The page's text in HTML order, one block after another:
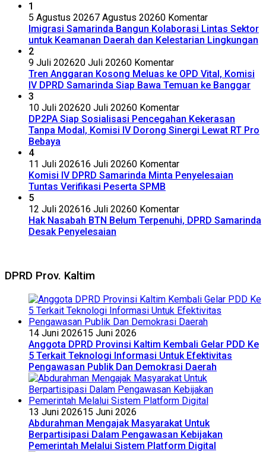
1
5 Agustus 20267 Agustus 20260 Komentar
Imigrasi Samarinda Bangun Kolaborasi Lintas Sektor
untuk Keamanan Daerah dan Kelestarian Lingkungan
2
9 Juli 202620 Juli 20260 Komentar
Tren Anggaran Kosong Meluas ke OPD Vital, Komisi
IV DPRD Samarinda Siap Bawa Temuan ke Banggar
3
10 Juli 202620 Juli 20260 Komentar
DP2PA Siap Sosialisasi Pencegahan Kekerasan
Tanpa Modal, Komisi IV Dorong Sinergi Lewat RT Pro
Bebaya
4
11 Juli 202616 Juli 20260 Komentar
Komisi IV DPRD Samarinda Minta Penyelesaian
Tuntas Verifikasi Peserta SPMB
5
12 Juli 202616 Juli 20260 Komentar
Hak Nasabah BTN Belum Terpenuhi, DPRD Samarinda
Desak Penyelesaian
DPRD Prov. Kaltim
14 Juni 202615 Juni 2026
Anggota DPRD Provinsi Kaltim Kembali Gelar PDD Ke
5 Terkait Teknologi Informasi Untuk Efektivitas
Pengawasan Publik Dan Demokrasi Daerah
13 Juni 202615 Juni 2026
Abdurahman Mengajak Masyarakat Untuk
Berpartisipasi Dalam Pengawasan Kebijakan
Pemerintah Melalui Sistem Platform Digital